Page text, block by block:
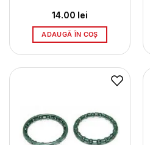
14.00 lei
ADAUGĂ ÎN COȘ